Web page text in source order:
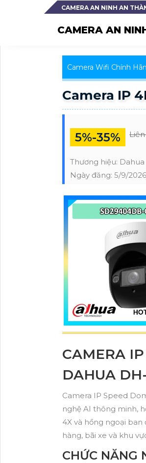
CAMERA AN NINH AN
CAMERA AN
Camera Wifi Chính
Camera IP
5%-35%
Thương hiệu: Dahua
Ngày đăng: 5/9/
CAMERA
DAHUA
Camera IP Speed
nghệ AI thông minh,
4X và hồng ngoại
hàng, bãi xe và khu
CHỨC NĂNG